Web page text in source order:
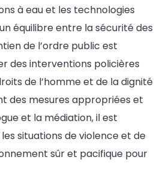
à eau et les technologies
équilibre entre la sécurité des
de l’ordre public est
des interventions policières
de l’homme et de la dignité
des mesures appropriées et
et la médiation, il est
situations de violence et de
sûr et pacifique pour